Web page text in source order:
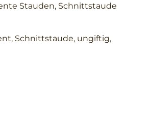
Stauden, Schnittstaude
Schnittstaude, ungiftig,